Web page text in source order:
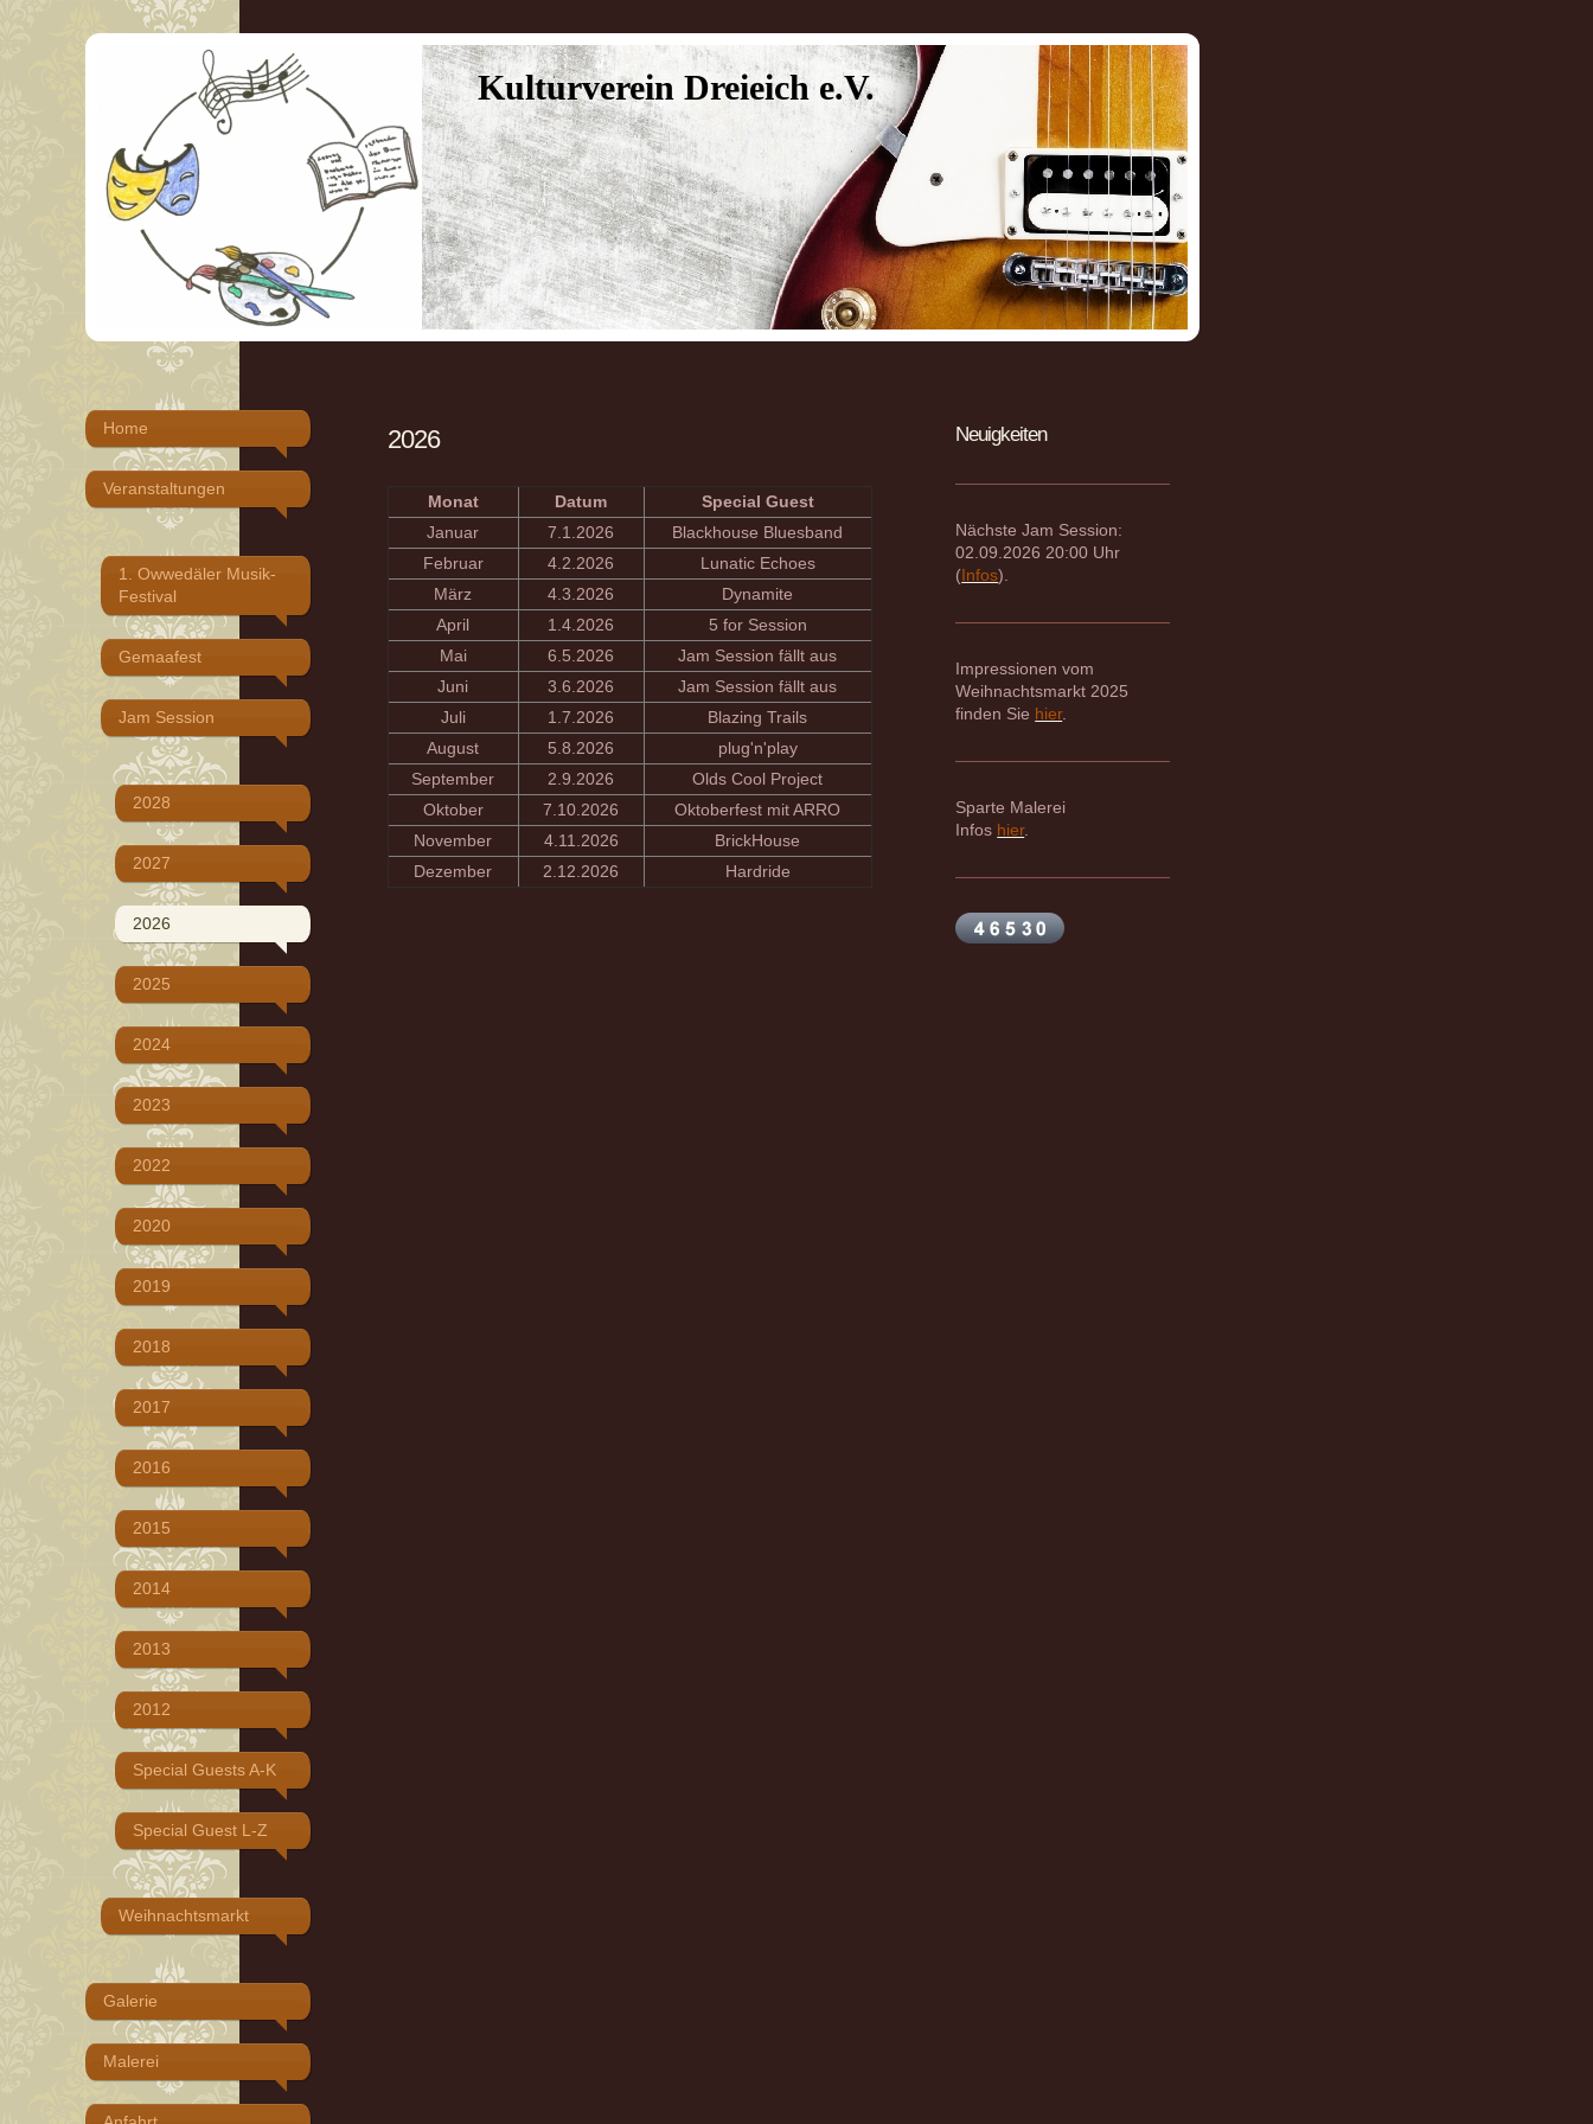
Kulturverein Dreieich e.V.
Home
Veranstaltungen
1. Owwedäler Musik-
Festival
Gemaafest
Jam Session
2028
2027
2026
2025
2024
2023
2022
2020
2019
2018
2017
2016
2015
2014
2013
2012
Special Guests A-K
Special Guest L-Z
Weihnachtsmarkt
Galerie
Malerei
2026
Monat Datum
Special Guest
Januar
7.1.2026
Blackhouse Bluesband
Februar
4.2.2026
Lunatic Echoes
März
4.3.2026
Dynamite
April
1.4.2026
5 for Session
Mai
6.5.2026
Jam Session fällt aus
Juni
3.6.2026
Jam Session fällt aus
Juli
1.7.2026
Blazing Trails
August
5.8.2026
plug'n'play
September
2.9.2026
Olds Cool Project
Oktober
7.10.2026
Oktoberfest mit ARRO
November
4.11.2026
BrickHouse
Dezember
2.12.2026 Hardride
Neuigkeiten
Nächste Jam Session:
02.09.2026 20:00 Uhr
(Infos).
Impressionen vom
Weihnachtsmarkt 2025
finden Sie hier.
Sparte Malerei
Infos hier.